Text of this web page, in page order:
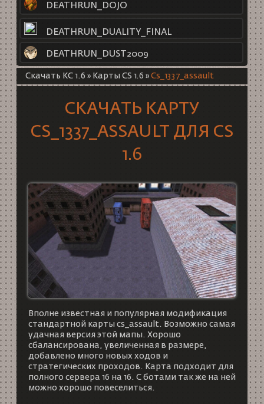
DEATHRUN_DOJO
DEATHRUN_DUALITY_FINAL
DEATHRUN_DUST2009
Скачать КС 1.6 » Карты CS 1.6 » Cs_1337_assault
СКАЧАТЬ КАРТУ
CS_1337_ASSAULT ДЛЯ CS
1.6
Вполне известная и популярная модификация
стандартной карты cs_assault. Возможно самая
удачная версия этой мапы. Хорошо
сбалансирована, увеличенная в размере,
добавлено много новых ходов и
стратегических проходов. Карта подходит для
полного сервера 16 на 16. С ботами так же на ней
можно хорошо повеселиться.